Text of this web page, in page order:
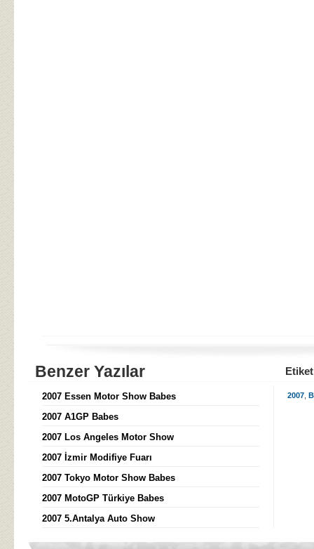
Benzer Yazılar
2007 Essen Motor Show Babes
2007 A1GP Babes
2007 Los Angeles Motor Show
2007 İzmir Modifiye Fuarı
2007 Tokyo Motor Show Babes
2007 MotoGP Türkiye Babes
2007 5.Antalya Auto Show
2007